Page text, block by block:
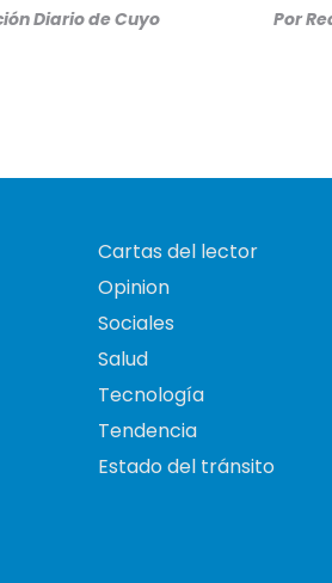
Diario de Cuyo Por
Cartas del lector
Opinion
Sociales
Salud
Tecnología
Tendencia
Estado del tránsito